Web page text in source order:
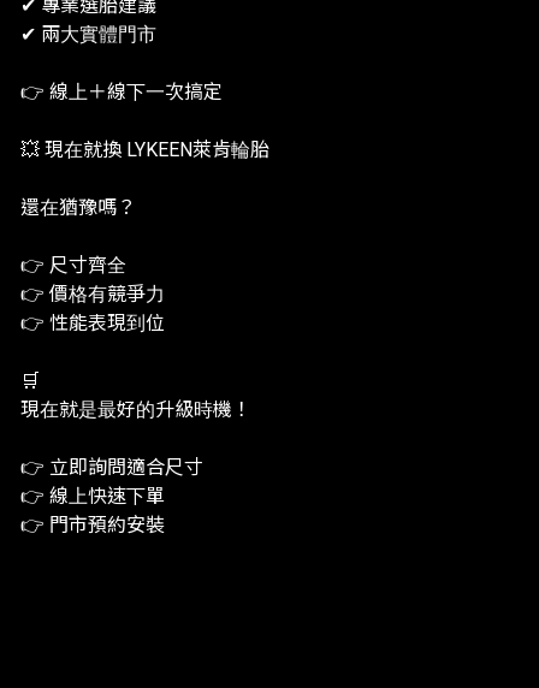
✔ 專業選胎建議
✔ 兩大實體門市
👉 線上＋線下一次搞定
💥 現在就換 LYKEEN萊肯輪胎
還在猶豫嗎？
👉 尺寸齊全
👉 價格有競爭力
👉 性能表現到位
🛒
現在就是最好的升級時機！
👉 立即詢問適合尺寸
👉 線上快速下單
👉 門市預約安裝